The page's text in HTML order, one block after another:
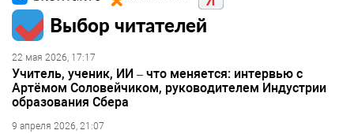
Выбор читателей
22 мая 2026, 17:17
Учитель, ученик, ИИ – что меняется: интервью с
Артёмом Соловейчиком, руководителем Индустрии
образования Сбера
9 апреля 2026, 21:07